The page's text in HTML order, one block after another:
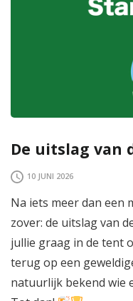
De uitslag van
10 JUNI 2026
Na iets meer dan een
zover: de uitslag van
jullie graag in de tent
terug op een
natuurlijk bekend wie